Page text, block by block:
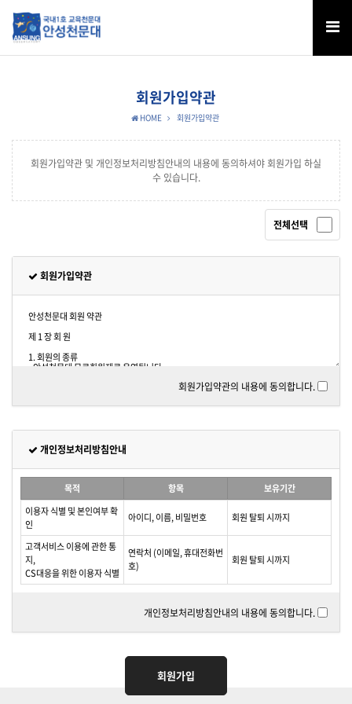
회원가입약관
HOME 회원가입약관
회원가입약관 및 개인정보처리방침안내의 내용에 동의하셔야 회원가입 하실
수 있습니다.
전체선택
회원가입약관
회원가입약관의 내용에 동의합니다.
개인정보처리방침안내
목적 항목
보유기간
이용자 식별 및 본인여부 확
인
아이디, 이름, 비밀번호 회원 탈퇴 시까지
고객서비스 이용에 관한 통
지,
CS대응을 위한 이용자 식별
연락처 (이메일, 휴대전화번
호)
회원 탈퇴 시까지
개인정보처리방침안내의 내용에 동의합니다.